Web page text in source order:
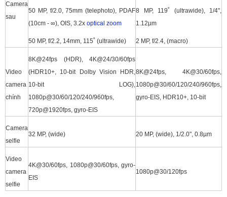
Camera
sau
50 MP, f/2.0, 75mm (telephoto), PDAF
(10cm - ∞), OIS, 3.2x optical zoom
50 MP, f/2.2, 14mm, 115˚ (ultrawide)
8 MP, 119˚ (ultrawide), 1/4",
1.12µm
2 MP, f/2.4, (macro)
Video
camera
chính
8K@24fps (HDR), 4K@24/30/60fps
(HDR10+, 10-bit Dolby Vision HDR,
10-bit LOG),
1080p@30/60/120/240/960fps,
720p@1920fps, gyro-EIS
8K@24fps, 4K@30/60fps,
1080p@30/60/120/240/960fps,
gyro-EIS, HDR10+, 10-bit
Camera
selfie
32 MP, (wide) 20 MP, (wide), 1/2.0", 0.8µm
Video
camera
selfie
4K@30/60fps, 1080p@30/60fps, gyro-
EIS
1080p@30/120fps